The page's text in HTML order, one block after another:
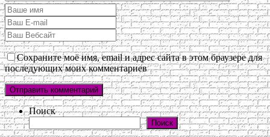
Сохраните моё имя, email и адрес сайта в этом браузере для
последующих моих комментариев
Поиск
Поиск